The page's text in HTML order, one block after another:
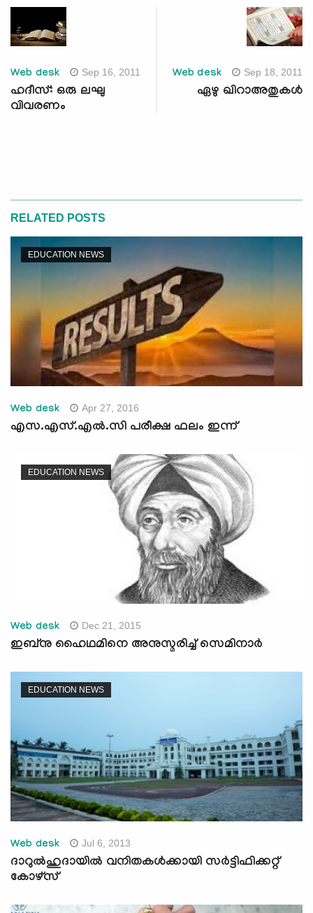
Web desk Sep 16, 2011
ഹദീസ്: ഒരു ലഘു
വിവരണം
Web desk Sep 18, 2011
ഏഴു ഖിറാഅതുകള്‍
RELATED POSTS
EDUCATION NEWS
Web desk Apr 27, 2016
എസ.എസ്.എല്‍.സി പരീക്ഷ ഫലം ഇന്ന്
EDUCATION NEWS
Web desk Dec 21, 2015
ഇബ്‌നു ഹൈഥമിനെ അനുസ്മരിച്ച് സെമിനാര്‍
EDUCATION NEWS
Web desk Jul 6, 2013
ദാറുല്‍ഹുദായില്‍ വനിതകള്‍ക്കായി സര്‍ട്ടിഫിക്കറ്റ്
കോഴ്സ്